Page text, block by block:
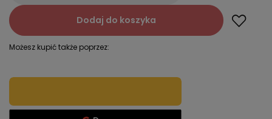
Dodaj do koszyka
Możesz kupić także poprzez: